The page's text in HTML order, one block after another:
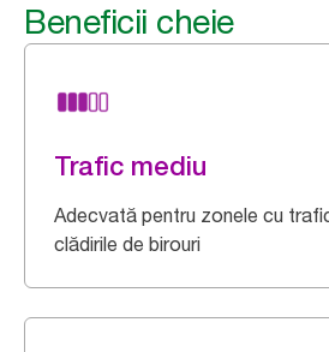
Beneficii cheie
Trafic mediu
Adecvată pentru zonele cu
clădirile de birouri